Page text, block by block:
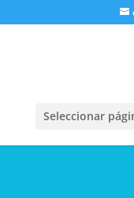
Seleccionar